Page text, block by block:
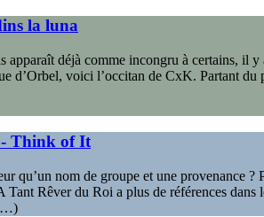
la luna
apparaît déjà comme incongru à certains, il
d’Orbel, voici l’occitan de CxK. Partant
- Think of It
qu’un nom de groupe et une provenance ?
Tant Rêver du Roi a plus de références